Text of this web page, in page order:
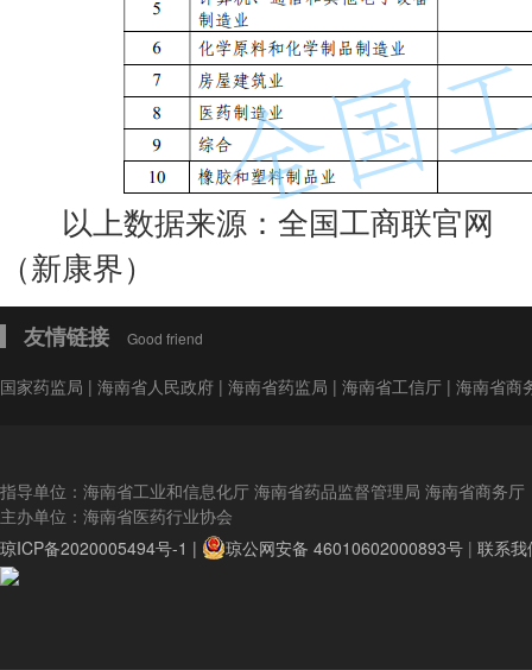
以上数据来源：全国工商联官网
（新康界）
友情链接 Good friend
国家药监局 | 海南省人民政府 | 海南省药监局 | 海南省工信厅 | 海南省商
指导单位：海南省工业和信息化厅 海南省药品监督管理局 海南省商务厅
主办单位：海南省医药行业协会
琼ICP备2020005494号-1 |
琼公网安备 46010602000893号 | 联系我